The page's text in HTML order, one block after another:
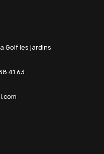
Golf les jardins
41 63